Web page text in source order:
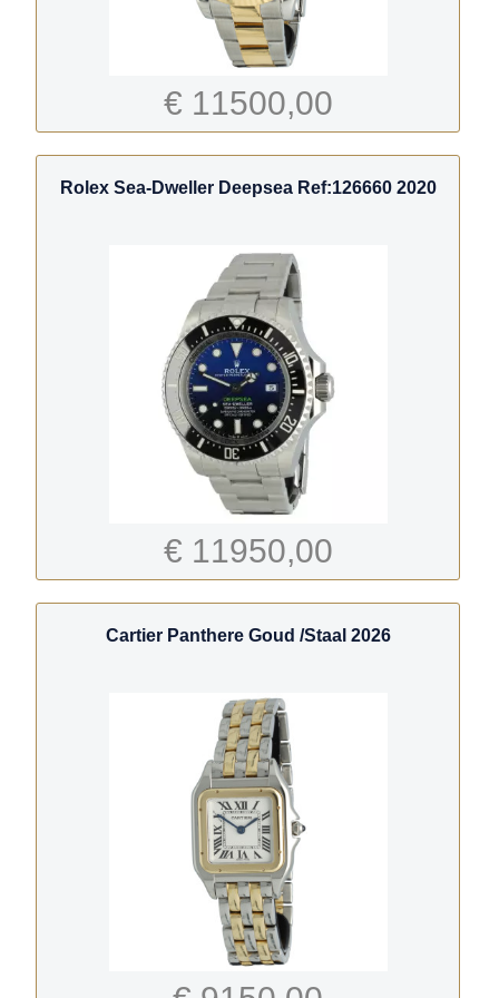
€ 11500,00
Rolex Sea-Dweller Deepsea Ref:126660 2020
€ 11950,00
Cartier Panthere Goud /Staal 2026